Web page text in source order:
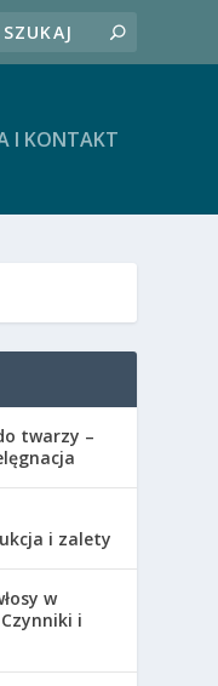
I KONTAKT
twarzy –
i zalety
w
i